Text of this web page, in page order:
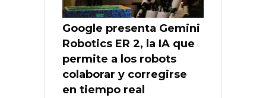
Google presenta Gemini
Robotics ER 2, la IA que
permite a los robots
colaborar y corregirse
en tiempo real